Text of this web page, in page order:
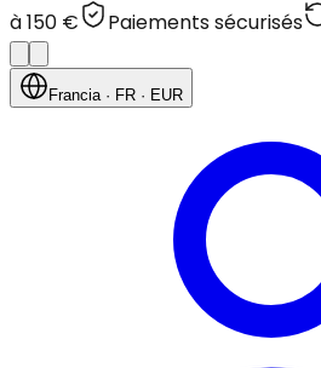
à 150 €
Paiements sécurisés
Francia· FR · EUR